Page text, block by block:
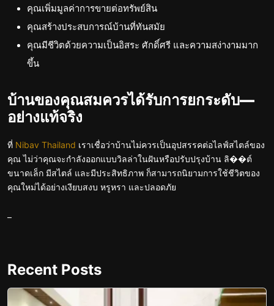
คุณเพิ่มมูลค่าการขายต่อทรัพย์สิน
คุณสร้างประสบการณ์บ้านที่ทันสมัย
คุณมีชีวิตด้วยความเป็นอิสระ ศักดิ์ศรี และความสง่างามมาก
ขึ้น
บ้านของคุณสมควรได้รับการยกระดับ—
อย่างแท้จริง
ที่ Nibav Thailand เราเชื่อว่าบ้านไม่ควรเป็นอุปสรรคต่อไลฟ์สไตล์ของ
คุณ ไม่ว่าคุณจะกำลังออกแบบวิลล่าในฝันหรือปรับปรุงบ้าน ลิ��ต์
ขนาดเล็ก มีสไตล์ และมีประสิทธิภาพ ก็สามารถนิยามการใช้ชีวิตของ
คุณใหม่ได้อย่างเงียบสงบ หรูหรา และปลอดภัย
–
Recent Posts